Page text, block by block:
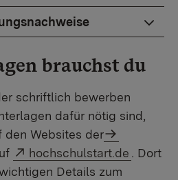
brauchst du
schriftlich bewerben
dafür nötig sind,
den Websites der
Externer Link:
hochschulstart.de
. Dort
Details zum